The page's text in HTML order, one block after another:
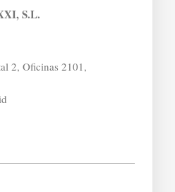
S.L.
2, Oficinas 2101,